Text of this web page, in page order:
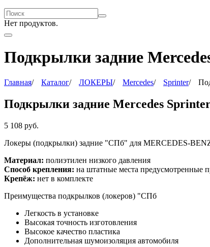
Нет продуктов.
Подкрылки задние
Главная/ Каталог/ ЛОКЕРЫ/ Mercedes/ Sprinter/
Подкрылки задние Mercedes
5 108 руб.
Локеры (подкрылки) задние "СПб" для MERCEDES-
Материал: полиэтилен низкого давления
Способ крепления: на штатные места предусмотренные
Крепёж: нет в комплекте
Преимущества подкрылков (локеров) "СПб
Легкость в установке
Высокая точность изготовления
Высокое качество пластика
Дополнительная шумоизоляция автомобиля